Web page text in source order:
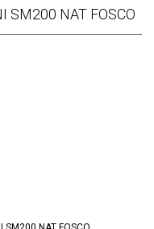
SM200 NAT FOSCO